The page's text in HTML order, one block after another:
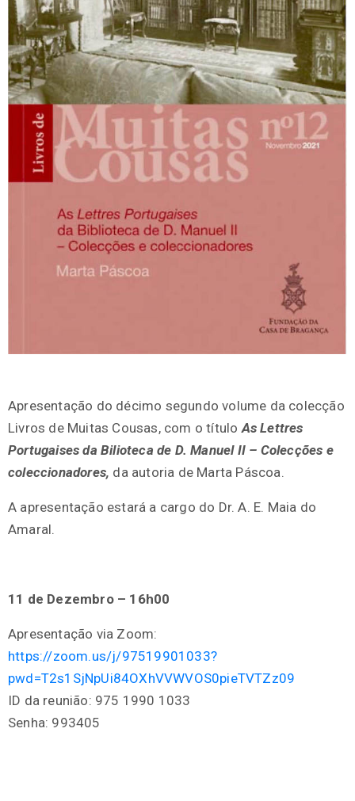
Apresentação do décimo segundo volume da colecção
Livros de Muitas Cousas, com o título As Lettres
Portugaises da Bilioteca de D. Manuel II – Colecções e
coleccionadores, da autoria de Marta Páscoa.
A apresentação estará a cargo do Dr. A. E. Maia do
Amaral.
11 de Dezembro – 16h00
Apresentação via Zoom:
https://zoom.us/j/97519901033?
pwd=T2s1SjNpUi84OXhVVWVOS0pieTVTZz09
ID da reunião: 975 1990 1033
Senha: 993405